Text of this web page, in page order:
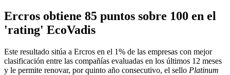
Ercros obtiene 85 puntos sobre 100 en el
'rating' EcoVadis
Este resultado sitúa a Ercros en el 1% de las empresas con mejor
clasificación entre las compañías evaluadas en los últimos 12 meses
y le permite renovar, por quinto año consecutivo, el sello Platinum